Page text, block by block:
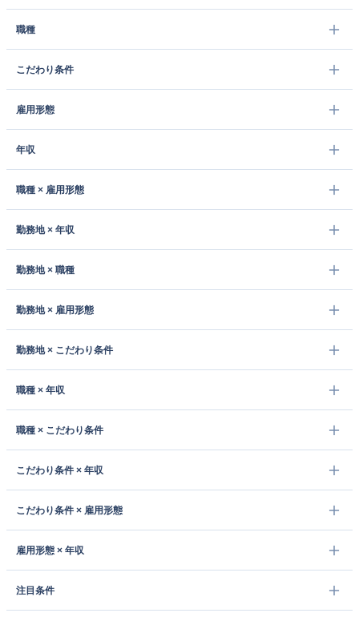
職種
こだわり条件
雇用形態
年収
職種 × 雇用形態
勤務地 × 年収
勤務地 × 職種
勤務地 × 雇用形態
勤務地 × こだわり条件
職種 × 年収
職種 × こだわり条件
こだわり条件 × 年収
こだわり条件 × 雇用形態
雇用形態 × 年収
注目条件